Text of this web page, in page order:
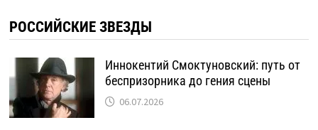
РОССИЙСКИЕ ЗВЕЗДЫ
Иннокентий Смоктуновский: путь от
беспризорника до гения сцены
06.07.2026